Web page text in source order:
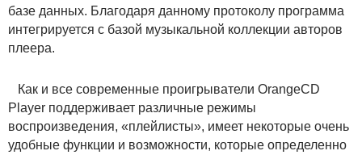
базе данных. Благодаря данному протоколу программа
интегрируется с базой музыкальной коллекции авторов
плеера.
Как и все современные проигрыватели OrangeCD
Player поддерживает различные режимы
воспроизведения, «плейлисты», имеет некоторые очень
удобные функции и возможности, которые определенно